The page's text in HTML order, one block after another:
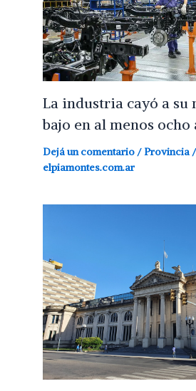
La industria cayó a su
bajo en al menos ocho
Dejá un comentario /Provincia
elpiamontes.com.ar